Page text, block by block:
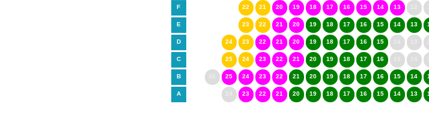
F 22 21 20 19 18 17 16 15 14 13
E 23 22 21 20 19 18 17 16 15 14 13
D 24 23 22 21 20 19 18 17 16 15
C 25 24 23 22 21 20 19 18 17 16
B 25 24 23 22 21 20 19 18 17 16 15 14
A 23 22 21 20 19 18 17 16 15 14 13